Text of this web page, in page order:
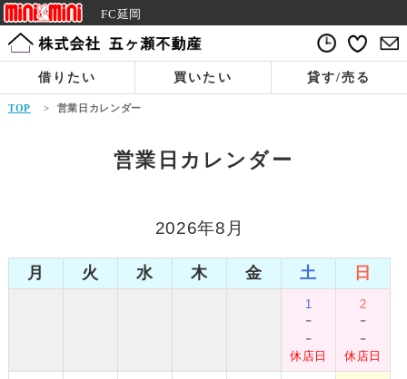
FC延岡
借りたい 買いたい 貸す/売る
TOP > 営業日カレンダー
営業日カレンダー
2026年8月
月 火 水 木 金 土 日
1
-
-
休店日
2
-
-
休店日